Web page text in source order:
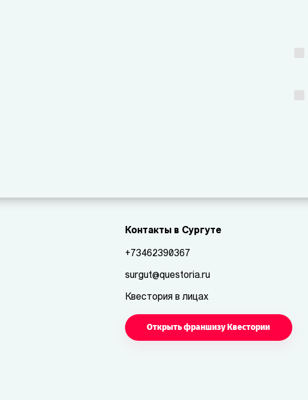
Контакты в Сургуте
+73462390367
surgut@questoria.ru
Квестория в лицах
Открыть франшизу Квестории